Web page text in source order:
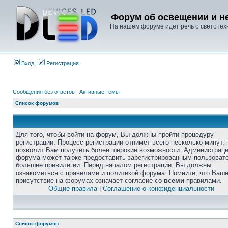
Форум об освещении и
На нашем форуме идет речь о
Вход Регистрация
Сообщения без ответов | Активные темы
Список форумов
Для того, чтобы войти на форум, Вы должны пройти процедуру
регистрации. Процесс регистрации отнимет всего несколько минут,
позволит Вам получить более широкие возможности.
форума может также предоставить зарегистрированным
большие привилегии. Перед началом регистрации, Вы должны
ознакомиться с правилами и политикой форума. Помните, что Ваше
присутствие на форумах означает согласие со всеми правилами.
Общие правила| Соглашение о конфиденциальности
Список форумов